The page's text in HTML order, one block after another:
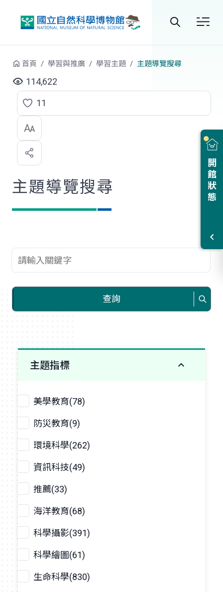
站
尋
開館狀態
首頁 學習與推廣 學習主題 主題導覽搜尋
114,622
點
選
喜
歡
11
主題導覽搜尋
查詢關鍵字
查詢
主題指標
美學教育(78)
防災教育(9)
環境科學(262)
資訊科技(49)
推薦(33)
海洋教育(68)
科學攝影(391)
科學繪圖(61)
生命科學(830)